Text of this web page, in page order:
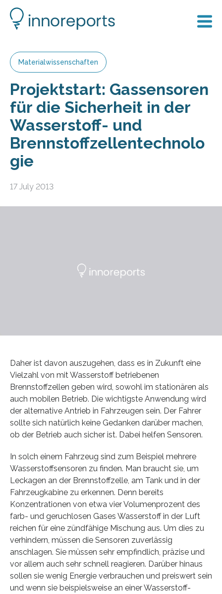
Materialwissenschaften
Projektstart: Gassensoren
für die Sicherheit in der
Wasserstoff- und
Brennstoffzellentechnolo
gie
17 July 2013
Daher ist davon auszugehen, dass es in Zukunft eine
Vielzahl von mit Wasserstoff betriebenen
Brennstoffzellen geben wird, sowohl im stationären als
auch mobilen Betrieb. Die wichtigste Anwendung wird
der alternative Antrieb in Fahrzeugen sein. Der Fahrer
sollte sich natürlich keine Gedanken darüber machen,
ob der Betrieb auch sicher ist. Dabei helfen Sensoren.
In solch einem Fahrzeug sind zum Beispiel mehrere
Wasserstoffsensoren zu finden. Man braucht sie, um
Leckagen an der Brennstoffzelle, am Tank und in der
Fahrzeugkabine zu erkennen. Denn bereits
Konzentrationen von etwa vier Volumenprozent des
farb- und geruchlosen Gases Wasserstoff in der Luft
reichen für eine zündfähige Mischung aus. Um dies zu
verhindern, müssen die Sensoren zuverlässig
anschlagen. Sie müssen sehr empfindlich, präzise und
vor allem auch sehr schnell reagieren. Darüber hinaus
sollen sie wenig Energie verbrauchen und preiswert sein
und wenn sie beispielsweise an einer Wasserstoff-